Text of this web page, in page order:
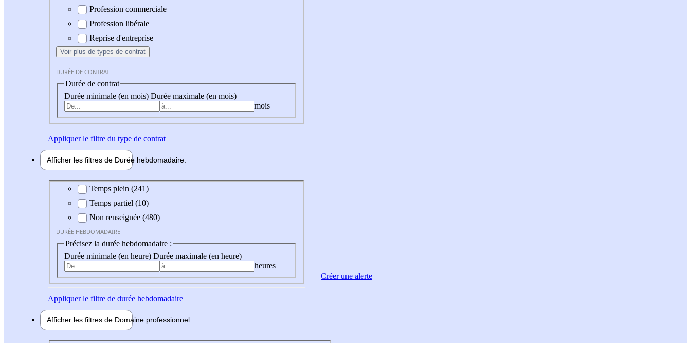
Profession commerciale
Profession libérale
Reprise d'entreprise
Voir plus de types de contrat
DURÉE DE CONTRAT
Durée de contrat
Durée minimale (en mois) Durée maximale (en mois)
mois
Appliquerle filtre du type de contrat
Afficher les filtres de Durée hebdomadaire
Durée hebdomadaire
Temps plein (241)
Temps partiel (10)
Non renseignée (480)
DURÉE HEBDOMADAIRE
Précisez la durée hebdomadaire :
Durée minimale (en heure) Durée maximale (en heure)
heures
Appliquerle filtre de durée hebdomadaire
Afficher les filtres de Domaine professionnel
Créer une alerte